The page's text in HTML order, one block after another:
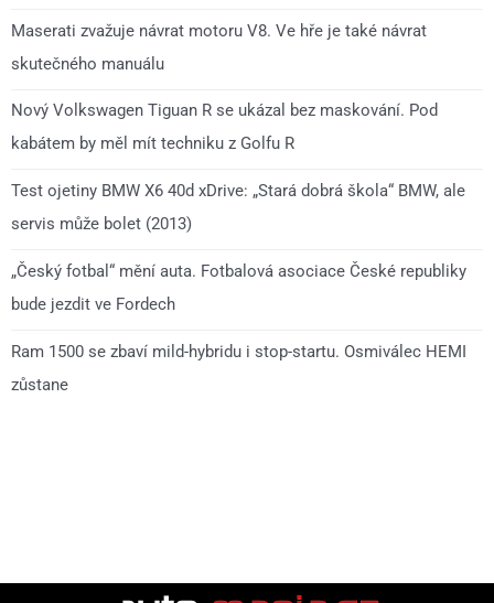
Maserati zvažuje návrat motoru V8. Ve hře je také návrat
skutečného manuálu
Nový Volkswagen Tiguan R se ukázal bez maskování. Pod
kabátem by měl mít techniku z Golfu R
Test ojetiny BMW X6 40d xDrive: „Stará dobrá škola“ BMW, ale
servis může bolet (2013)
„Český fotbal“ mění auta. Fotbalová asociace České republiky
bude jezdit ve Fordech
Ram 1500 se zbaví mild-hybridu i stop-startu. Osmiválec HEMI
zůstane